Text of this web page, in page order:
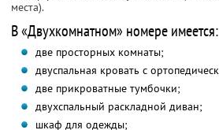
места).
В «Двухкомнатном» номере имеется:
две просторных комнаты;
двуспальная кровать с
две прикроватные тумбочки;
двухспальный раскладной диван;
шкаф для одежды;